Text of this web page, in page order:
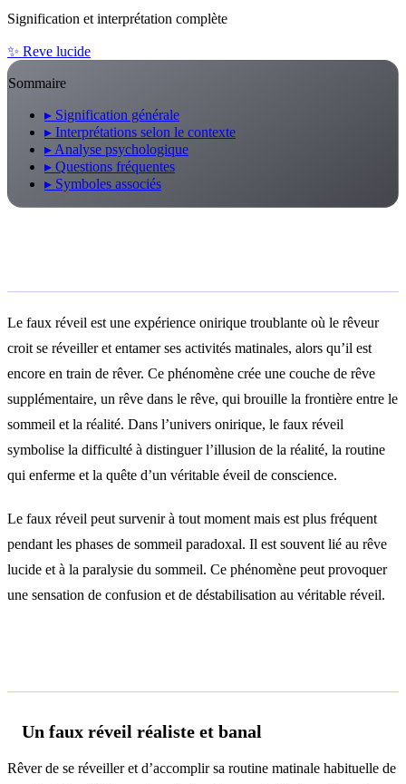
Signification et interprétation complète
✨ Reve lucide
Sommaire
▸ Signification générale
▸ Interprétations selon le contexte
▸ Analyse psychologique
▸ Questions fréquentes
▸ Symboles associés
Le faux réveil est une expérience onirique troublante où le rêveur
croit se réveiller et entamer ses activités matinales, alors qu’il est
encore en train de rêver. Ce phénomène crée une couche de rêve
supplémentaire, un rêve dans le rêve, qui brouille la frontière entre le
sommeil et la réalité. Dans l’univers onirique, le faux réveil
symbolise la difficulté à distinguer l’illusion de la réalité, la routine
qui enferme et la quête d’un véritable éveil de conscience.
Le faux réveil peut survenir à tout moment mais est plus fréquent
pendant les phases de sommeil paradoxal. Il est souvent lié au rêve
lucide et à la paralysie du sommeil. Ce phénomène peut provoquer
une sensation de confusion et de déstabilisation au véritable réveil.
Un faux réveil réaliste et banal
Rêver de se réveiller et d’accomplir sa routine matinale habituelle de